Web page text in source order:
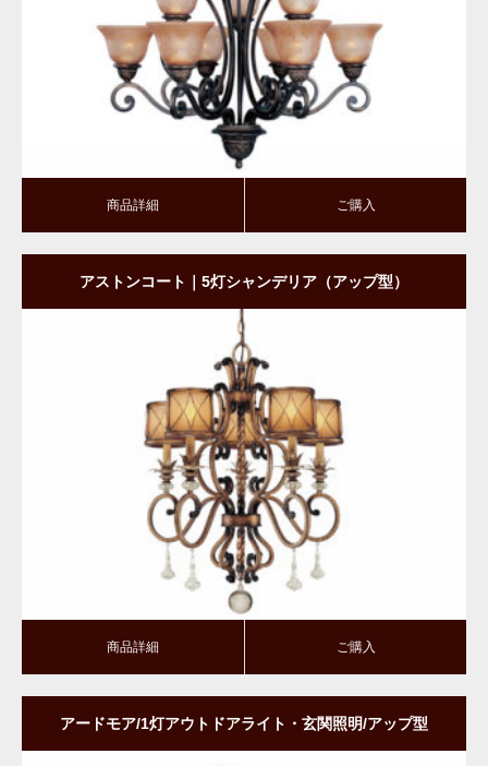
ご購入
商品詳細 ご購入
アストンコート｜5灯シャンデリア（アップ型）
ご購入
商品詳細 ご購入
アードモア/1灯アウトドアライト・玄関照明/アップ型